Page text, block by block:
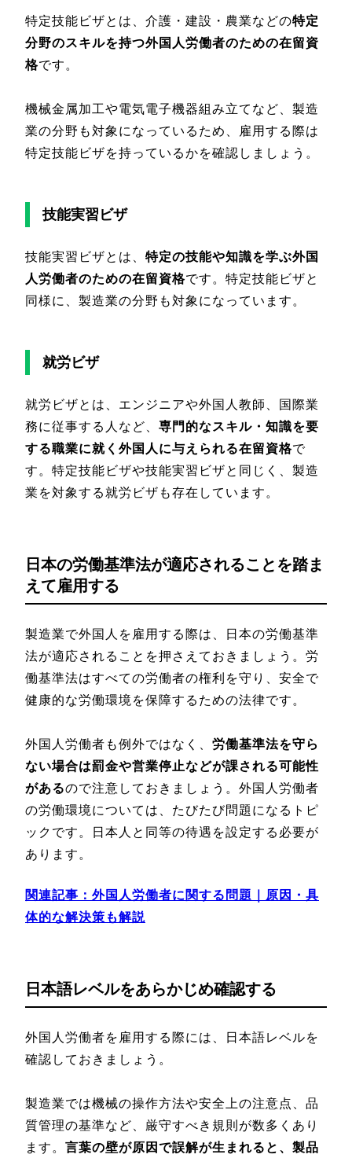
特定技能ビザとは、介護・建設・農業などの特定
分野のスキルを持つ外国人労働者のための在留資
格です。
機械金属加工や電気電子機器組み立てなど、製造
業の分野も対象になっているため、雇用する際は
特定技能ビザを持っているかを確認しましょう。
技能実習ビザ
技能実習ビザとは、 特定の技能や知識を学ぶ外国
人労働者のための在留資格です。特定技能ビザと
同様に、製造業の分野も対象になっています。
就労ビザ
就労ビザとは、エンジニアや外国人教師、国際業
務に従事する人など、 専門的なスキル・知識を要
する職業に就く外国人に与えられる在留資格で
す。特定技能ビザや技能実習ビザと同じく、製造
業を対象する就労ビザも存在しています。
日本の労働基準法が適応されることを踏ま
えて雇用する
製造業で外国人を雇用する際は、日本の労働基準
法が適応されることを押さえておきましょう。労
働基準法はすべての労働者の権利を守り、安全で
健康的な労働環境を保障するための法律です。
外国人労働者も例外ではなく、 労働基準法を守ら
ない場合は罰金や営業停止などが課される可能性
があるので注意しておきましょう。外国人労働者
の労働環境については、たびたび問題になるトピ
ックです。日本人と同等の待遇を設定する必要が
あります。
関連記事：外国人労働者に関する問題｜原因・具
体的な解決策も解説
日本語レベルをあらかじめ確認する
外国人労働者を雇用する際には、日本語レベルを
確認しておきましょう。
製造業では機械の操作方法や安全上の注意点、品
質管理の基準など、厳守すべき規則が数多くあり
ます。 言葉の壁が原因で誤解が生まれると、製品